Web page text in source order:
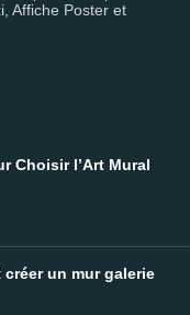
Affiche Poster et
Choisir l’Art Mural
un mur galerie